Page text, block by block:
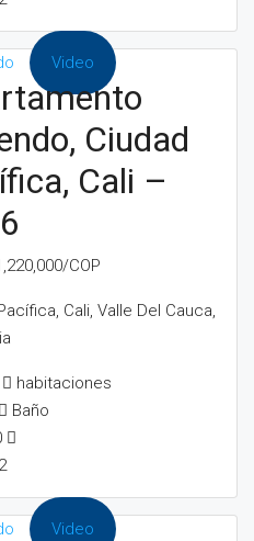
Video
Ciudad
Cali –
COP
Cali, Valle Del Cauca,
habitaciones
Baño
Video